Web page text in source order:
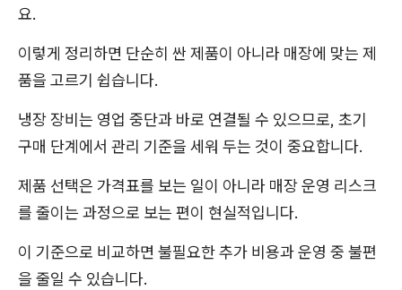
요.
이렇게 정리하면 단순히 싼 제품이 아니라 매장에 맞는 제
품을 고르기 쉽습니다.
냉장 장비는 영업 중단과 바로 연결될 수 있으므로, 초기
구매 단계에서 관리 기준을 세워 두는 것이 중요합니다.
제품 선택은 가격표를 보는 일이 아니라 매장 운영 리스크
를 줄이는 과정으로 보는 편이 현실적입니다.
이 기준으로 비교하면 불필요한 추가 비용과 운영 중 불편
을 줄일 수 있습니다.